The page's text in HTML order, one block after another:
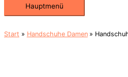
Hauptmenü
Start Handschuhe Damen